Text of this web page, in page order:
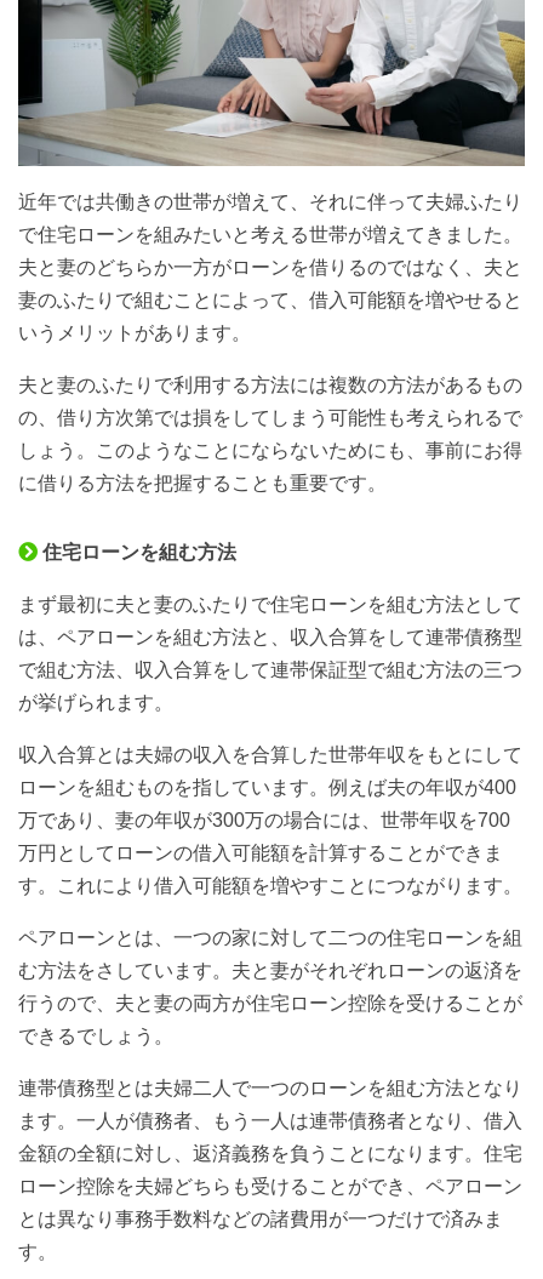
近年では共働きの世帯が増えて、それに伴って夫婦ふたり
で住宅ローンを組みたいと考える世帯が増えてきました。
夫と妻のどちらか一方がローンを借りるのではなく、夫と
妻のふたりで組むことによって、借入可能額を増やせると
いうメリットがあります。
夫と妻のふたりで利用する方法には複数の方法があるもの
の、借り方次第では損をしてしまう可能性も考えられるで
しょう。このようなことにならないためにも、事前にお得
に借りる方法を把握することも重要です。
住宅ローンを組む方法
まず最初に夫と妻のふたりで住宅ローンを組む方法として
は、ペアローンを組む方法と、収入合算をして連帯債務型
で組む方法、収入合算をして連帯保証型で組む方法の三つ
が挙げられます。
収入合算とは夫婦の収入を合算した世帯年収をもとにして
ローンを組むものを指しています。例えば夫の年収が400
万であり、妻の年収が300万の場合には、世帯年収を700
万円としてローンの借入可能額を計算することができま
す。これにより借入可能額を増やすことにつながります。
ペアローンとは、一つの家に対して二つの住宅ローンを組
む方法をさしています。夫と妻がそれぞれローンの返済を
行うので、夫と妻の両方が住宅ローン控除を受けることが
できるでしょう。
連帯債務型とは夫婦二人で一つのローンを組む方法となり
ます。一人が債務者、もう一人は連帯債務者となり、借入
金額の全額に対し、返済義務を負うことになります。住宅
ローン控除を夫婦どちらも受けることができ、ペアローン
とは異なり事務手数料などの諸費用が一つだけで済みま
す。